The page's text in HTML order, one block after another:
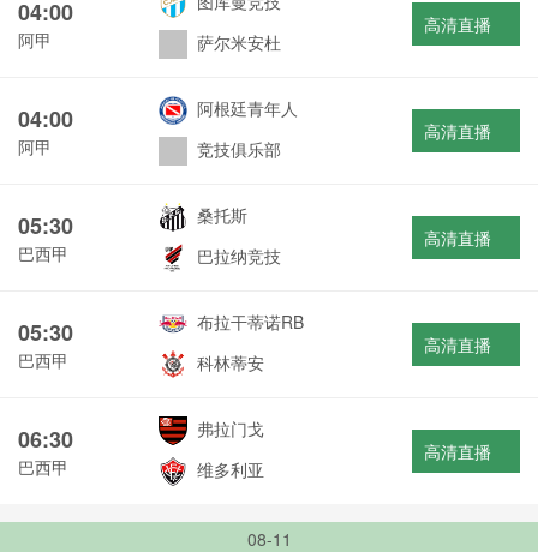
04:00
阿甲
萨尔米安杜
高清直播
04:00
阿甲
阿根廷青年人
竞技俱乐部
高清直播
05:30
巴西甲
桑托斯
巴拉纳竞技
高清直播
05:30
巴西甲
布拉干蒂诺RB
科林蒂安
高清直播
06:30
巴西甲
弗拉门戈
维多利亚
高清直播
08-11